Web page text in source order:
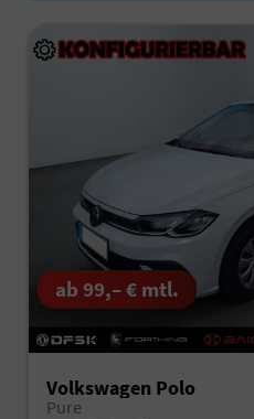
ab 99,– € mtl.
Volkswagen Polo
Pure